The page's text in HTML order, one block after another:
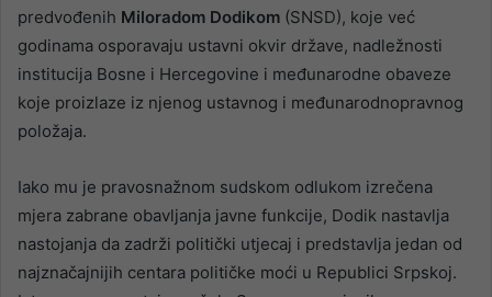
predvođenih Miloradom Dodikom (SNSD), koje već
godinama osporavaju ustavni okvir države, nadležnosti
institucija Bosne i Hercegovine i međunarodne obaveze
koje proizlaze iz njenog ustavnog i međunarodnopravnog
položaja.
Iako mu je pravosnažnom sudskom odlukom izrečena
mjera zabrane obavljanja javne funkcije, Dodik nastavlja
nastojanja da zadrži politički utjecaj i predstavlja jedan od
najznačajnijih centara političke moći u Republici Srpskoj.